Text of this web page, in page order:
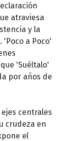
atraviesa
y la
a Poco'
'Suéltalo'
por años de
centrales
crudeza en
el